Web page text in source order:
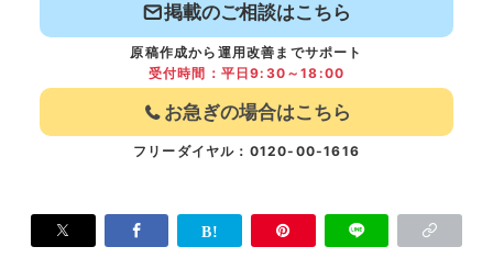
掲載のご相談はこちら
原稿作成から運用改善までサポート
受付時間：平日9:30～18:00
お急ぎの場合はこちら
フリーダイヤル：0120-00-1616